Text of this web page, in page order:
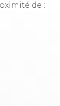
de :